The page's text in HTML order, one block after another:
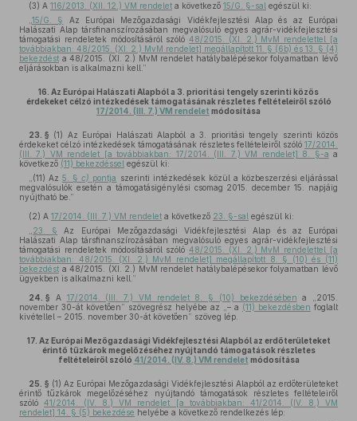
(3) A 116/2013. (XII. 12.) VM rendelet a következő 15/G. §-sal egészül ki:
15/G. §
Az Európai Mezőgazdasági Vidékfejlesztési Alap és az Európai
Halászati Alap társfinanszírozásában megvalósuló egyes agrár-vidékfejlesztési
támogatási rendeletek módosításáról szóló48/2015. (XI. 2.) MvM rendelettel [a
továbbiakban: 48/2015. (XI. 2.) MvM rendelet] megállapított 11. § (6b) és 13. § (4)
bekezdést a 48/2015. (XI. 2.) MvM rendelet hatálybalépésekor folyamatban lévő
eljárásokban is alkalmazni kell.”
16. Az Európai Halászati Alapból a 3. prioritási tengely szerinti közös
érdekeket célzó intézkedések támogatásának részletes feltételeiről szóló
17/2014. (III. 7.) VM rendelet módosítása
23. § (1) Az Európai Halászati Alapból a 3. prioritási tengely szerinti közös
érdekeket célzó intézkedések támogatásának részletes feltételeiről szóló 17/2014.
(III. 7.) VM rendelet [a továbbiakban: 17/2014. (III. 7.) VM rendelet] 8. §-a a
következő (11) bekezdéssel egészül ki:
„(11) Az5. §c) pontja szerinti intézkedések közül a közbeszerzési eljárással
megvalósulók esetén a támogatásigénylési csomag 2015. december 15. napjáig
nyújtható be.”
(2) A 17/2014. (III. 7.) VM rendelet a következő 23. §-sal egészül ki:
23. §
Az Európai Mezőgazdasági Vidékfejlesztési Alap és az Európai
Halászati Alap társfinanszírozásában megvalósuló egyes agrár-vidékfejlesztési
támogatási rendeletek módosításáról szóló48/2015. (XI. 2.) MvM rendelettel [a
továbbiakban: 48/2015. (XI. 2.) MvM rendelet] megállapított 8. § (10) és (11)
bekezdést a 48/2015. (XI. 2.) MvM rendelet hatálybalépésekor folyamatban lévő
ügyekben is alkalmazni kell.”
24. § A 17/2014. (III. 7.) VM rendelet 8. § (10) bekezdésében a „2015.
november 30-át követően” szövegrész helyébe az „– a (11) bekezdésben foglalt
kivétellel – 2015. november 30-át követően” szöveg lép.
17. Az Európai Mezőgazdasági Vidékfejlesztési Alapból az erdőterületeket
érintő tűzkárok megelőzéséhez nyújtandó támogatások részletes
feltételeiről szóló 41/2014. (IV. 8.) VM rendelet módosítása
25. § (1) Az Európai Mezőgazdasági Vidékfejlesztési Alapból az erdőterületeket
érintő tűzkárok megelőzéséhez nyújtandó támogatások részletes feltételeiről
szóló41/2014. (IV. 8.) VM rendelet [a továbbiakban: 41/2014. (IV. 8.) VM
rendelet] 14. § (5) bekezdése helyébe a következő rendelkezés lép: